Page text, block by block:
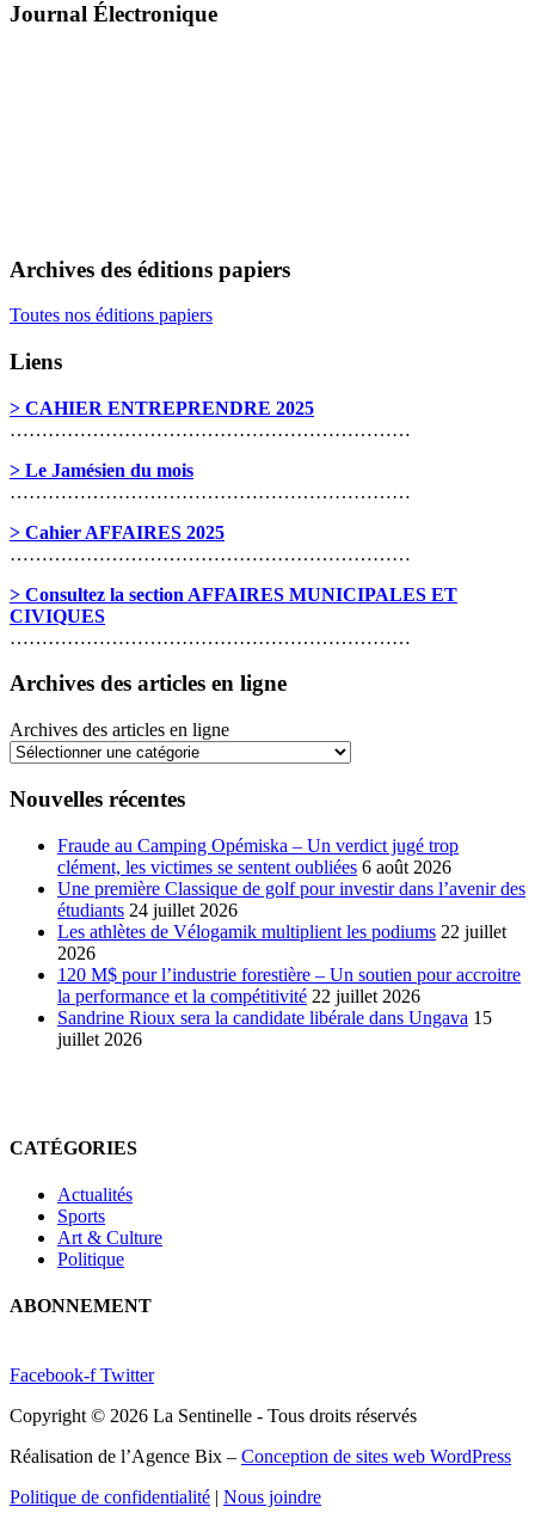
Journal Électronique
Archives des éditions papiers
Toutes nos éditions papiers
Liens
> CAHIER ENTREPRENDRE 2025
………………………………………………………
> Le Jamésien du mois
………………………………………………………
> Cahier AFFAIRES 2025
………………………………………………………
> Consultez la section AFFAIRES MUNICIPALES ET
CIVIQUES
………………………………………………………
Archives des articles en ligne
Archives des articles en ligne
Nouvelles récentes
Fraude au Camping Opémiska – Un verdict jugé trop
clément, les victimes se sentent oubliées 6 août 2026
Une première Classique de golf pour investir dans l’avenir des
étudiants 24 juillet 2026
Les athlètes de Vélogamik multiplient les podiums 22 juillet
2026
120 M$ pour l’industrie forestière – Un soutien pour accroitre
la performance et la compétitivité 22 juillet 2026
Sandrine Rioux sera la candidate libérale dans Ungava 15
juillet 2026
CATÉGORIES
Actualités
Sports
Art & Culture
Politique
ABONNEMENT
Facebook-f Twitter
Copyright © 2026 La Sentinelle - Tous droits réservés
Réalisation de l’Agence Bix – Conception de sites web WordPress
Politique de confidentialité | Nous joindre